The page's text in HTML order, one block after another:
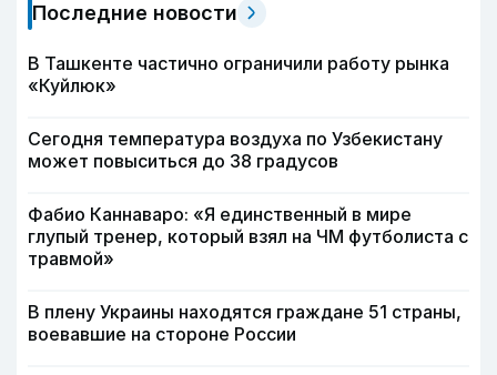
Последние новости
В Ташкенте частично ограничили работу рынка
«Куйлюк»
Сегодня температура воздуха по Узбекистану
может повыситься до 38 градусов
Фабио Каннаваро: «Я единственный в мире
глупый тренер, который взял на ЧМ футболиста с
травмой»
В плену Украины находятся граждане 51 страны,
воевавшие на стороне России